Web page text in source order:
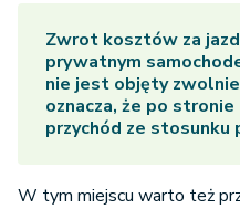
Zwrot kosztów za
prywatnym
nie jest objęty
oznacza, że po
przychód ze stosunku
W tym miejscu warto też